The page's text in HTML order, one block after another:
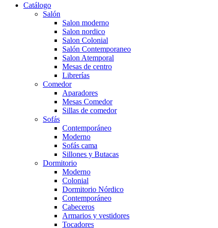
Catálogo
Salón
Salon moderno
Salon nordico
Salon Colonial
Salón Contemporaneo
Salon Atemporal
Mesas de centro
Librerías
Comedor
Aparadores
Mesas Comedor
Sillas de comedor
Sofás
Contemporáneo
Moderno
Sofás cama
Sillones y Butacas
Dormitorio
Moderno
Colonial
Dormitorio Nórdico
Contemporáneo
Cabeceros
Armarios y vestidores
Tocadores